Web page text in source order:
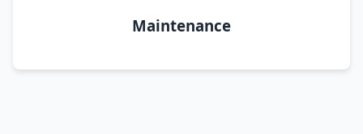
Maintenance